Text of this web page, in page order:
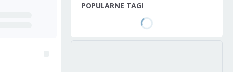
POPULARNE TAGI